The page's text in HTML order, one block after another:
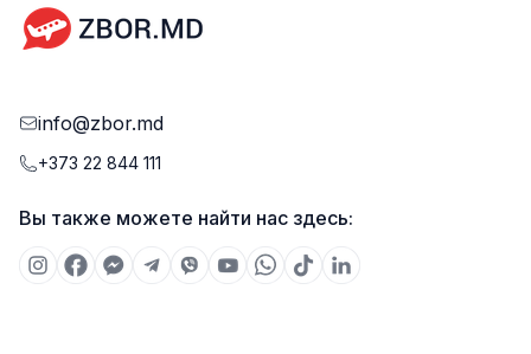
info@zbor.md
+373 22 844 111
Вы также можете найти нас здесь: